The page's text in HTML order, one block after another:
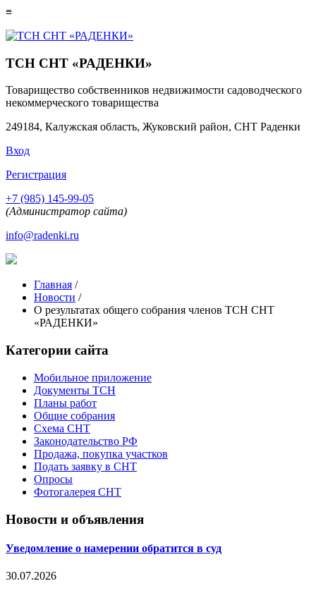
≡
ТСН СНТ «РАДЕНКИ»
Товарищество собственников недвижимости садоводческого
некоммерческого товарищества
249184, Калужская область, Жуковский район, СНТ Раденки
Вход
Регистрация
+7 (985) 145-99-05
(Администратор сайта)
info@radenki.ru
Главная /
Новости /
О результатах общего собрания членов ТСН СНТ
«РАДЕНКИ»
Категории сайта
Мобильное приложение
Документы ТСН
Планы работ
Общие собрания
Схема СНТ
Законодательство РФ
Продажа, покупка участков
Подать заявку в СНТ
Опросы
Фотогалерея СНТ
Новости и объявления
Уведомление о намерении обратится в суд
30.07.2026